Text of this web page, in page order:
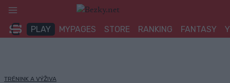
Přeskočit
obsah
PLAY MYPAGES STORE RANKING FANTASY
TRÉNINK A VÝŽIVA